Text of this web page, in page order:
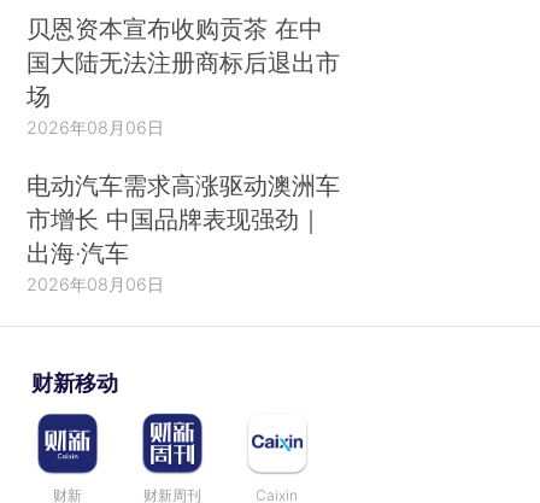
贝恩资本宣布收购贡茶 在中
国大陆无法注册商标后退出市
场
2026年08月06日
电动汽车需求高涨驱动澳洲车
市增长 中国品牌表现强劲｜
出海·汽车
2026年08月06日
财新移动
财新 财新周刊 Caixin